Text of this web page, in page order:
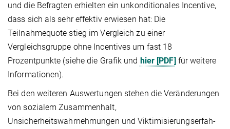
und die Befragten erhielten ein unkonditionales Incentive,
dass sich als sehr effektiv erwiesen hat: Die
Teilnahmequote stieg im Vergleich zu einer
Vergleichsgruppe ohne Incentives um fast 18
Prozentpunkte (siehe die Grafik und hier [PDF] für weitere
Informationen).
Bei den weiteren Auswertungen stehen die Veränderungen
von sozia­lem Zusammenhalt,
Unsicherheitswahrnehmungen und Viktimisie­rungs­erfah­